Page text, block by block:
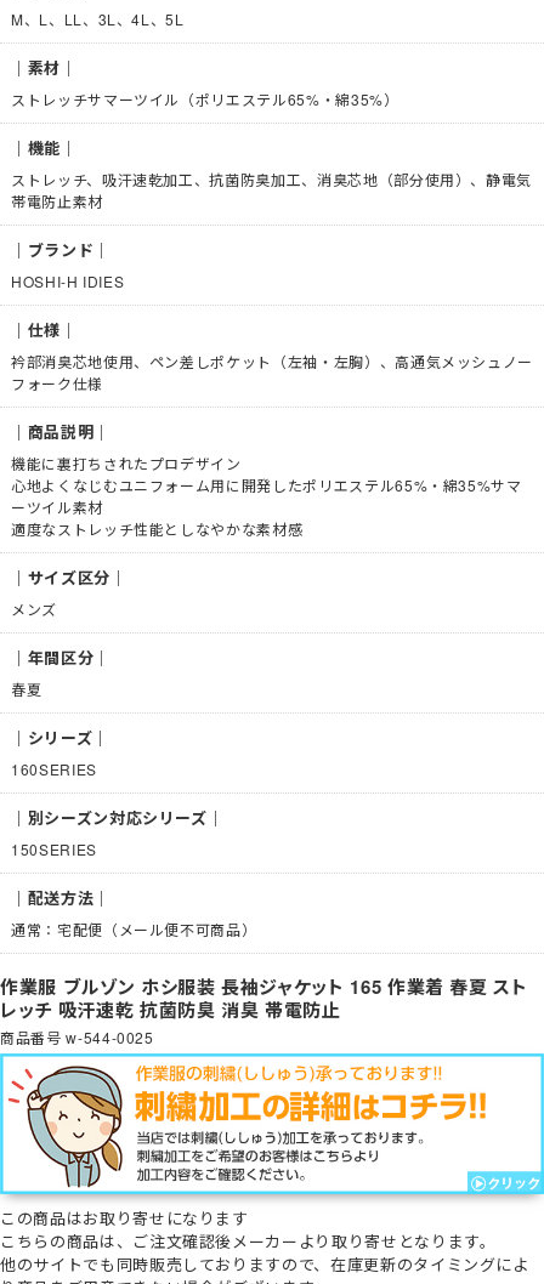
M、L、LL、3L、4L、5L
｜素材｜
ストレッチサマーツイル（ポリエステル65%・綿35%）
｜機能｜
ストレッチ、吸汗速乾加工、抗菌防臭加工、消臭芯地（部分使用）、静電気
帯電防止素材
｜ブランド｜
HOSHI-H IDIES
｜仕様｜
衿部消臭芯地使用、ペン差しポケット（左袖・左胸）、高通気メッシュノー
フォーク仕様
｜商品説明｜
機能に裏打ちされたプロデザイン
心地よくなじむユニフォーム用に開発したポリエステル65%・綿35%サマ
ーツイル素材
適度なストレッチ性能としなやかな素材感
｜サイズ区分｜
メンズ
｜年間区分｜
春夏
｜シリーズ｜
160SERIES
｜別シーズン対応シリーズ｜
150SERIES
｜配送方法｜
通常：宅配便（メール便不可商品）
作業服 ブルゾン ホシ服装 長袖ジャケット 165 作業着 春夏 スト
レッチ 吸汗速乾 抗菌防臭 消臭 帯電防止
商品番号 w-544-0025
この商品はお取り寄せ になります
こちらの商品は、ご注文確認後メーカーより取り寄せとなります。
他のサイトでも同時販売しておりますので、在庫更新のタイミングによ